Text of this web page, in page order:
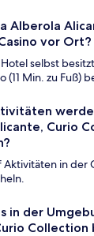
Alberola
vor Ort?
selbst
(11 Min. zu Fuß)
Curio
Aktivitäten in
in der
Collection